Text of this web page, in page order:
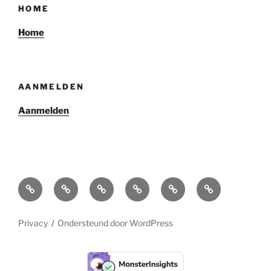
HOME
Home
AANMELDEN
Aanmelden
Home
Over
ons
Projectkenmerken
ReglementenAanmelden
Login
Privacy Ondersteund door WordPress